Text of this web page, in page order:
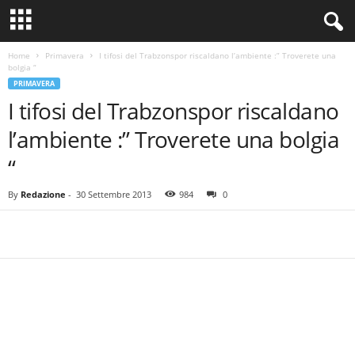
Home Primavera
I tifosi del Trabzonspor riscaldano l’ambiente :” Troverete una
bolgia “
PRIMAVERA
I tifosi del Trabzonspor riscaldano
l’ambiente :” Troverete una bolgia
“
By Redazione - 30 Settembre 2013 984 0